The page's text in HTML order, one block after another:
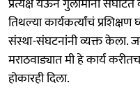
तिथल्या कार्यकर्त्यांचं
संस्था-संघटनांनी व्यक्त केला.
मराठवाड्यात मी हे कार्य
होकारही दिला.